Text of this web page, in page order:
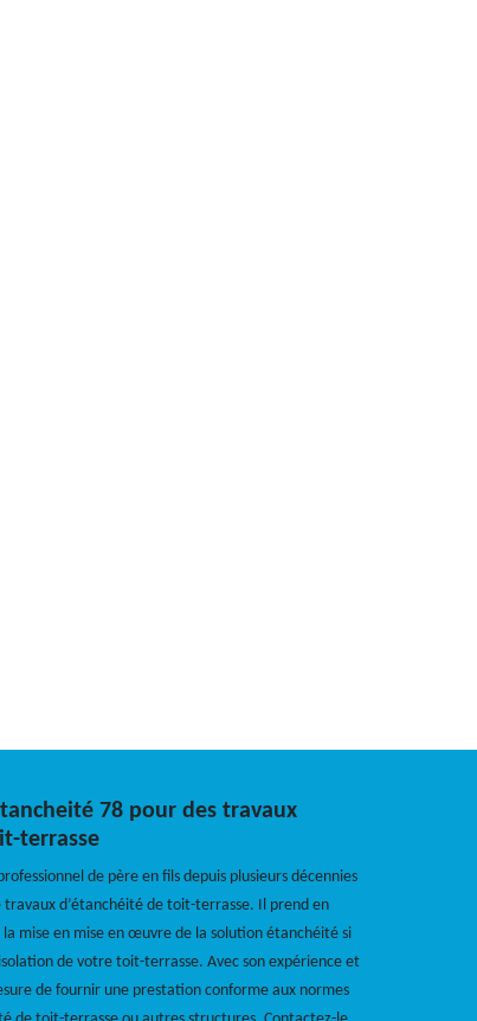
78 pour des travaux
terrasse
de père en fils depuis plusieurs décennies
d’étanchéité de toit-terrasse. Il prend en
la mise en mise en œuvre de la solution étanchéité si
de votre toit-terrasse. Avec son expérience et
de fournir une prestation conforme aux normes